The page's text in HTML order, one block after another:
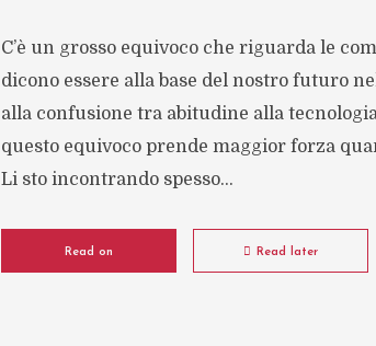
C’è un grosso equivoco che riguarda le
dicono essere alla base del nostro futuro
alla confusione tra abitudine alla
questo equivoco prende maggior forza
Li sto incontrando spesso...
Read on Read later